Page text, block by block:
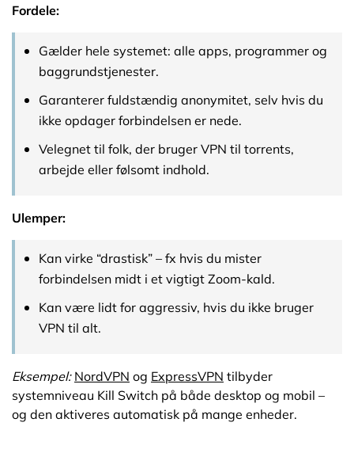
Fordele:
Gælder hele systemet: alle apps, programmer og
baggrundstjenester.
Garanterer fuldstændig anonymitet, selv hvis du
ikke opdager forbindelsen er nede.
Velegnet til folk, der bruger VPN til torrents,
arbejde eller følsomt indhold.
Ulemper:
Kan virke “drastisk” – fx hvis du mister
forbindelsen midt i et vigtigt Zoom-kald.
Kan være lidt for aggressiv, hvis du ikke bruger
VPN til alt.
Eksempel: NordVPN og ExpressVPN tilbyder
systemniveau Kill Switch på både desktop og mobil –
og den aktiveres automatisk på mange enheder.